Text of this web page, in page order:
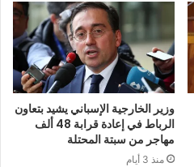
وزير الخارجية الإسباني يشيد بتعاون
الرباط في إعادة قرابة 48 ألف
مهاجر من سبتة المحتلة
منذ 3 أيام